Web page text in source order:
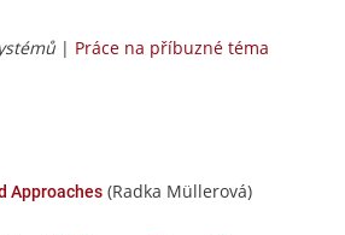
| Práce na příbuzné téma
Approaches (Radka Müllerová)